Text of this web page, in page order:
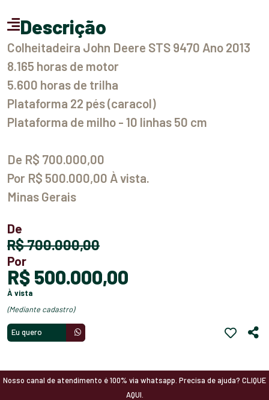
Descrição
Colheitadeira John Deere STS 9470 Ano 2013
8.165 horas de motor
5.600 horas de trilha
Plataforma 22 pés (caracol)
Plataforma de milho - 10 linhas 50 cm
De R$ 700.000,00
Por R$ 500.000,00 À vista.
Minas Gerais
De
R$ 700.000,00
Por
R$ 500.000,00
à vista
(mediante cadastro)
Eu quero
Nosso canal de atendimento é 100% via whatsapp. Precisa de ajuda? CLIQUE
AQUI.